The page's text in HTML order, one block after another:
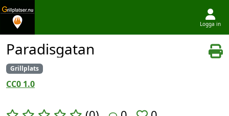
Logga in
Paradisgatan
Grillplats
CC0 1.0